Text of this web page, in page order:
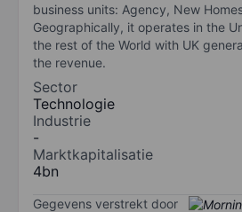
business units: Agency, New
Geographically, it operates in the
the rest of the World with UK
the revenue.
Sector
Technologie
Industrie
-
Marktkapitalisatie
4bn
Gegevens verstrekt door